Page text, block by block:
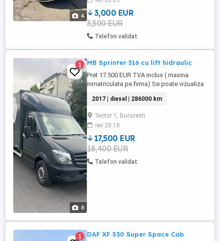
4
3,000 EUR
3,500 EUR
Telefon validat
8
1 MB Sprinter 316 cu lift hidraulic
Pret 17.500 EUR TVA inclus ( masina
inmatriculata pe firma) Se poate vizualiza
Scaun sofer incalzit Camera marsalier
Oglinzi electrice ajustabile și încalzite.
Transmisie cu 6 trepte Rezervor de
combustibil: rezervor principal 75 l
Reglarea distanței farurilor Motor ...
2017 | diesel | 286000 km
Sector 1, Bucuresti
ieri 20:18
17,500 EUR
18,400 EUR
Telefon validat
1 DAF XF 530 Super Space Cab